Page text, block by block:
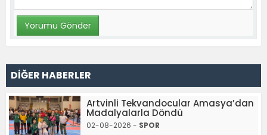
DİĞER HABERLER
Artvinli Tekvandocular Amasya’dan
Madalyalarla Döndü
02-08-2026 - SPOR